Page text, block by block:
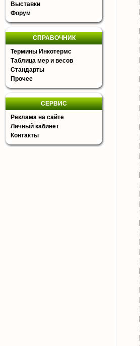
Выставки
Форум
СПРАВОЧНИК
Термины Инкотермс
Таблица мер и весов
Стандарты
Прочее
СЕРВИС
Реклама на сайте
Личный кабинет
Контакты